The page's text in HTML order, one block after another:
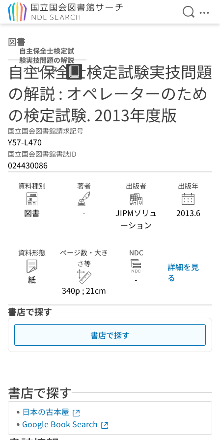
検索を
メ
図書
自主保全士検定試
験実技問題の解説
: オペレーターの
ための検定試験
2013年度版
自主保全士検定試験実技問題
の解説 : オペレーターのため
の検定試験. 2013年度版
国立国会図書館請求記号
Y57-L470
国立国会図書館書誌ID
024430086
資料種別
図書
著者
-
出版者
JIPMソリュ
ーション
出版年
2013.6
資料形態
紙
ページ数・大き
さ等
340p ; 21cm
NDC
-
詳細を見
る
書店で探す
書店で探す
書店で探す
日本の古本屋
Google Book Search